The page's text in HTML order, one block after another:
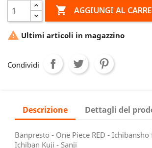
 AGGIUNGI AL
 Ultimi articoli in magazzino
Condividi
Descrizione Dettagli del
Banpresto - One Piece RED -
Ichiban Kuji - Sanji